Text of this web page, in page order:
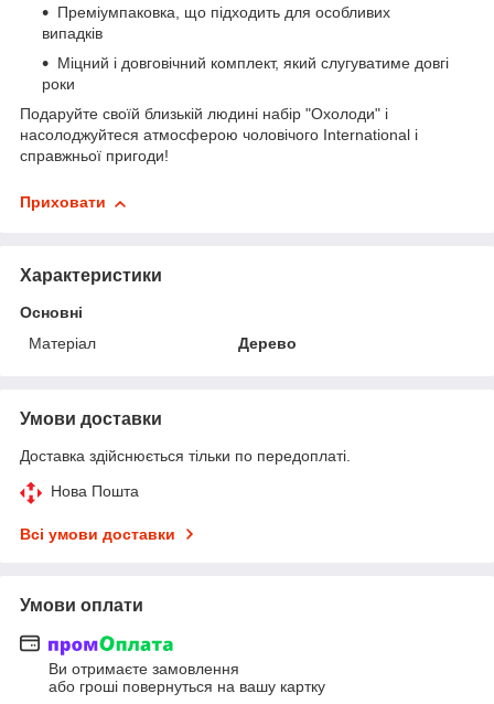
Преміумпаковка, що підходить для особливих
випадків
Міцний і довговічний комплект, який слугуватиме довгі
роки
Подаруйте своїй близькій людині набір "Охолоди" і
насолоджуйтеся атмосферою чоловічого International і
справжньої пригоди!
Приховати
Характеристики
Основні
Матеріал
Дерево
Умови доставки
Доставка здійснюється тільки по передоплаті.
Нова Пошта
Всі умови доставки
Умови оплати
Ви отримаєте замовлення
або гроші повернуться на вашу картку